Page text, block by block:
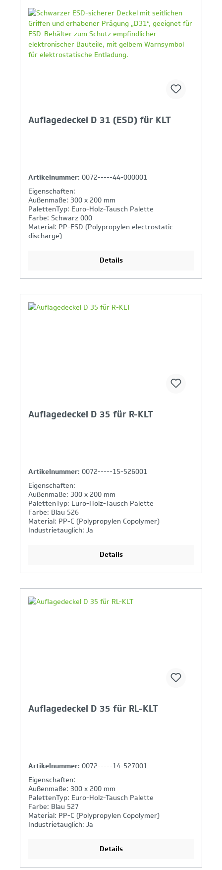
Ihr Produktvergleich ist voll
Auflagedeckel D 31 (ESD) für KLT
Artikelnummer: 0072-----44-000001
Eigenschaften:
Außenmaße: 300 x 200 mm
PalettenTyp: Euro-Holz-Tausch Palette
Farbe: Schwarz 000
Material: PP-ESD (Polypropylen electrostatic
discharge)
Details
Ihr Produktvergleich ist voll
Auflagedeckel D 35 für R-KLT
Artikelnummer: 0072-----15-526001
Eigenschaften:
Außenmaße: 300 x 200 mm
PalettenTyp: Euro-Holz-Tausch Palette
Farbe: Blau 526
Material: PP-C (Polypropylen Copolymer)
Industrietauglich: Ja
Details
Ihr Produktvergleich ist voll
Auflagedeckel D 35 für RL-KLT
Artikelnummer: 0072-----14-527001
Eigenschaften:
Außenmaße: 300 x 200 mm
PalettenTyp: Euro-Holz-Tausch Palette
Farbe: Blau 527
Material: PP-C (Polypropylen Copolymer)
Industrietauglich: Ja
Details